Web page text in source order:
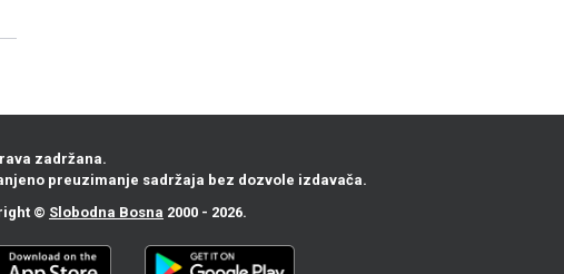
zadržana.
preuzimanje sadržaja bez dozvole izdavača.
© Slobodna Bosna 2000 - 2026.